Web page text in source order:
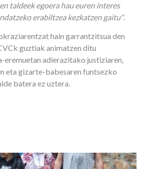
taldeek egoera hau euren interes
erabiltzea kezkatzen gaitu".
hain garrantzitsua den
guztiak animatzen ditu
eremuetan adierazitako justiziaren,
eta gizarte-babesaren funtsezko
batera ez uztera.